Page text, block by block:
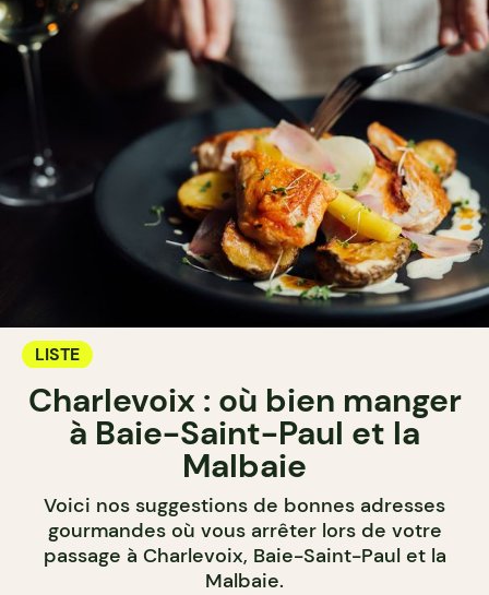
LISTE
Charlevoix : où bien manger
à Baie-Saint-Paul et la
Malbaie
Voici nos suggestions de bonnes adresses
gourmandes où vous arrêter lors de votre
passage à Charlevoix, Baie-Saint-Paul et la
Malbaie.